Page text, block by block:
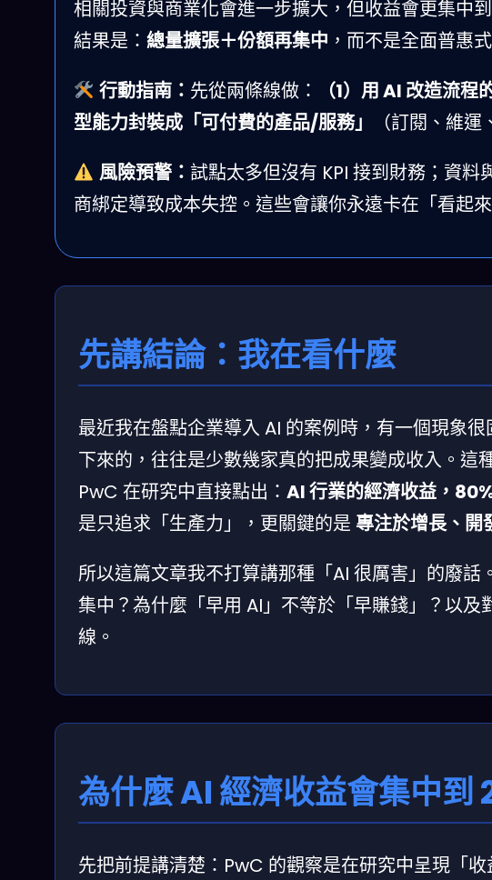
相關投資與商業化會進一步擴大，但收益會更集中
結果是： 總量擴張＋份額再集中 ，而不是全面普惠
行動指南： 先從兩條線做： （1）用 AI 改造流程
型能力封裝成「可付費的產品/服務」
（訂閱、維
風險預警： 試點太多但沒有 KPI 接到財務；資
商綁定導致成本失控。這些會讓你永遠卡在「看起
先講結論：我在看什麼
最近我在盤點企業導入 AI 的案例時，有一個現象
下來的，往往是少數幾家真的把成果變成收入。這
PwC 在研究中直接點出： AI 行業的經濟收益，
是只追求「生產力」，更關鍵的是 專注於增長、開
所以這篇文章我不打算講那種「AI 很厲害」的廢
集中？為什麼「早用 AI」不等於「早賺錢」？以
線。
為什麼 AI 經濟收益會集中到
先把前提講清楚：PwC 的觀察是在研究中呈現「